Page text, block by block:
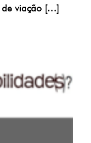
de viação […]